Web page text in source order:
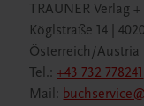
TRAUNER Verlag
Köglstraße 14 |
Österreich/Austria
Tel.:+43 732 778241
Mail: